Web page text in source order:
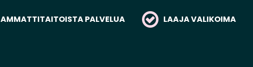
AMMATTITAITOISTA PALVELUA LAAJA VALIKOIMA